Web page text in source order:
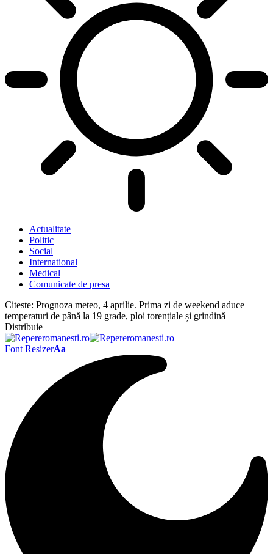
Actualitate
Politic
Social
International
Medical
Comunicate de presa
Citeste: Prognoza meteo, 4 aprilie. Prima zi de weekend aduce
temperaturi de până la 19 grade, ploi torențiale și grindină
Distribuie
Font ResizerAa